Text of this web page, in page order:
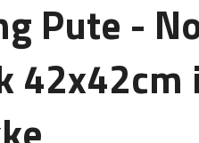
Pute -
42x42cm